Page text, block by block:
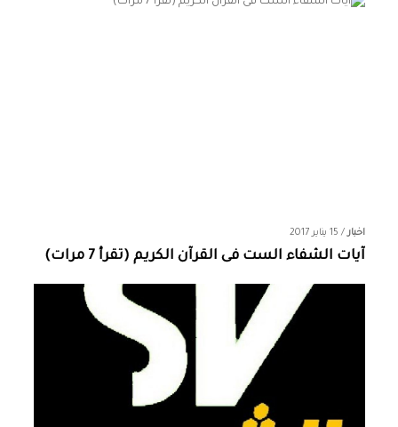
اخبار/ 15 يناير 2017
آيات الشفاء الست فى القرآن الكريم (تقرأ 7 مرات)